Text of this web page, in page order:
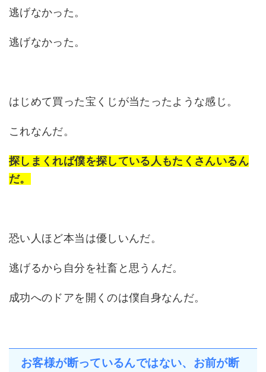
逃げなかった。
逃げなかった。
はじめて買った宝くじが当たったような感じ。
これなんだ。
探しまくれば僕を探している人もたくさんいるん
だ。
恐い人ほど本当は優しいんだ。
逃げるから自分を社畜と思うんだ。
成功へのドアを開くのは僕自身なんだ。
お客様が断っているんではない、お前が断